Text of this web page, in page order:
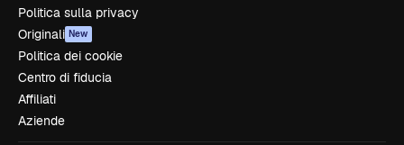
Politica sulla privacy
Originali New
Politica dei cookie
Centro di fiducia
Affiliati
Aziende